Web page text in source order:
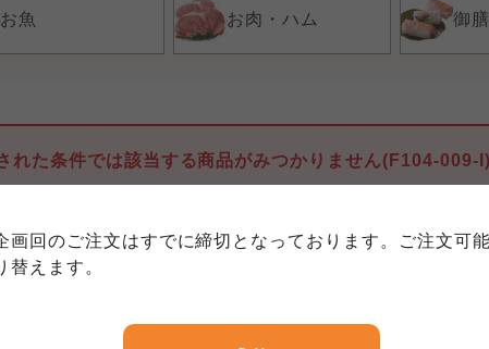
画回のご注文はすでに締切となっております。ご注文可
替えます。
お魚 お肉・ハム 御
れた条件では該当する商品がみつかりません(F104-009-I)
約款（ご利用規約・ご利用規程）
利用ください。なお、クチコミ投稿については、利用約
個人情報保護方針について
委託を受けて、コープきんき事業連合が運営しています
の「個人情報保護方針」については各生協のボタンをク
特定商取引法に基づく表記につい
委託を受けて、コープきんき事業連合が運営しています
表記について」については各生協のボタンをクリックし